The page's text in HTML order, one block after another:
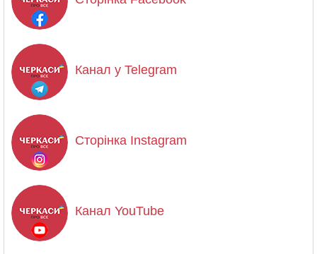
Канал у Telegram
Сторінка Instagram
Канал YouTube